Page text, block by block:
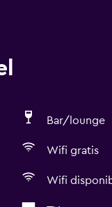
Bar/lounge
Wifi gratis
Wifi